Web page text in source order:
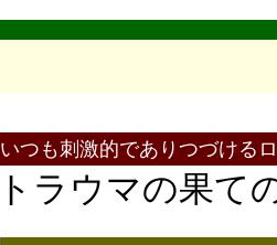
いつも刺激的でありつづける
トラウマの果て